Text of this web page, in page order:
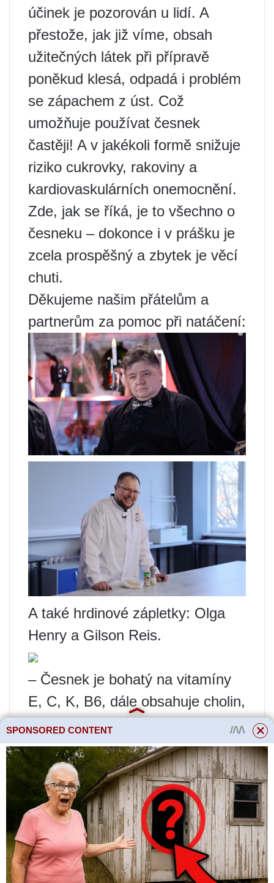
účinek je pozorován u lidí. A
přestože, jak již víme, obsah
užitečných látek při přípravě
poněkud klesá, odpadá i problém
se zápachem z úst. Což
umožňuje používat česnek
častěji! A v jakékoli formě snižuje
riziko cukrovky, rakoviny a
kardiovaskulárních onemocnění.
Zde, jak se říká, je to všechno o
česneku – dokonce i v prášku je
zcela prospěšný a zbytek je věcí
chuti.
Děkujeme našim přátelům a
partnerům za pomoc při natáčení:
A také hrdinové zápletky: Olga
Henry a Gilson Reis.
– Česnek je bohatý na vitamíny
E, C, K, B6, dále obsahuje cholin,
vápník, hořčík, fosfor, železo,
mangan a měď. Na 100 g
výrobku připadá 33 g sacharidů,
0 g tuku a 6 g bílkovin. Je
důležité, aby léčivé vlastnosti měl
pouze syrový česnek. Tepelná
úprava výrazně snižuje její
účinnost. Co nám tedy může
SPONSORED CONTENT